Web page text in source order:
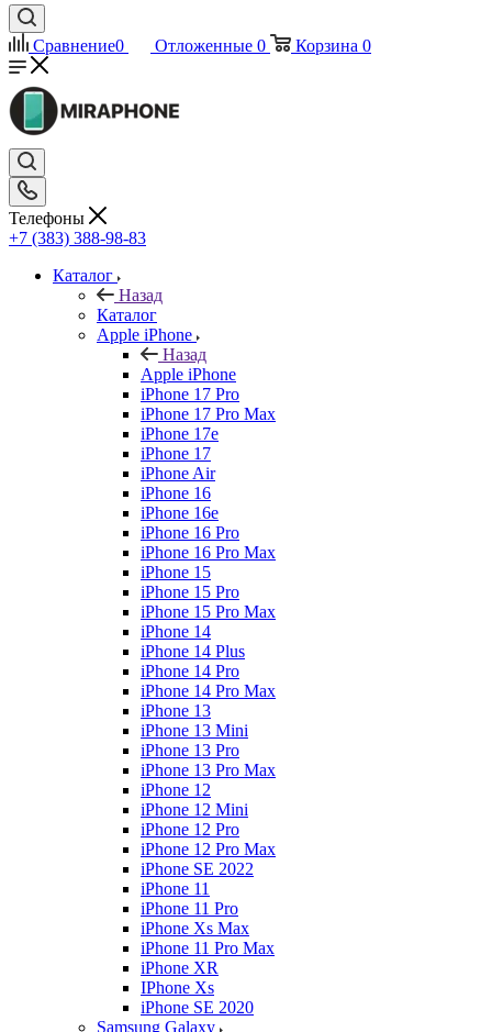
Сравнение0 Отложенные 0 Корзина 0
Телефоны
+7 (383) 388-98-83
Каталог
Назад
Каталог
Apple iPhone
Назад
Apple iPhone
iPhone 17 Pro
iPhone 17 Pro Max
iPhone 17e
iPhone 17
iPhone Air
iPhone 16
iPhone 16e
iPhone 16 Pro
iPhone 16 Pro Max
iPhone 15
iPhone 15 Pro
iPhone 15 Pro Max
iPhone 14
iPhone 14 Plus
iPhone 14 Pro
iPhone 14 Pro Max
iPhone 13
iPhone 13 Mini
iPhone 13 Pro
iPhone 13 Pro Max
iPhone 12
iPhone 12 Mini
iPhone 12 Pro
iPhone 12 Pro Max
iPhone SE 2022
iPhone 11
iPhone 11 Pro
iPhone Xs Max
iPhone 11 Pro Max
iPhone XR
IPhone Xs
iPhone SE 2020
Samsung Galaxy